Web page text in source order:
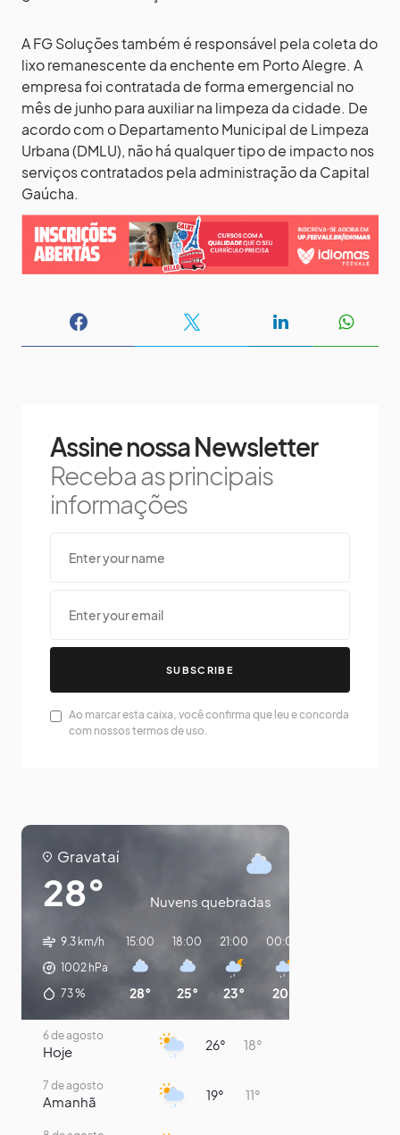
A FG Soluções também é responsável pela coleta do
lixo remanescente da enchente em Porto Alegre. A
empresa foi contratada de forma emergencial no
mês de junho para auxiliar na limpeza da cidade. De
acordo com o Departamento Municipal de Limpeza
Urbana (DMLU), não há qualquer tipo de impacto nos
serviços contratados pela administração da Capital
Gaúcha.
Assine nossa Newsletter
Receba as principais
informações
SUBSCRIBE
Ao marcar esta caixa, você confirma que leu e concorda
com nossos termos de uso.
Gravataí
28° Nuvens quebradas
9.3 km/h
1002 hPa
73%
15:00
28°
18:00
25°
21:00
23°
00:00
20°
6 de agosto
Hoje 26° 18°
7 de agosto
Amanhã 19° 11°